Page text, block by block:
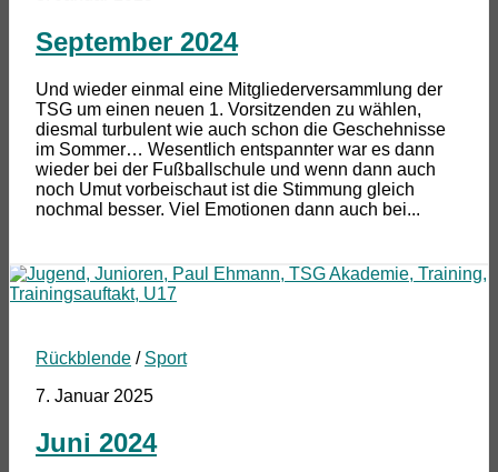
September 2024
Und wieder einmal eine Mitgliederversammlung der
TSG um einen neuen 1. Vorsitzenden zu wählen,
diesmal turbulent wie auch schon die Geschehnisse
im Sommer… Wesentlich entspannter war es dann
wieder bei der Fußballschule und wenn dann auch
noch Umut vorbeischaut ist die Stimmung gleich
nochmal besser. Viel Emotionen dann auch bei...
Rückblende / Sport
7. Januar 2025
Juni 2024